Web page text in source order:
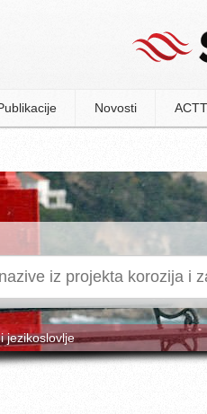
Novosti
jezikoslovlje